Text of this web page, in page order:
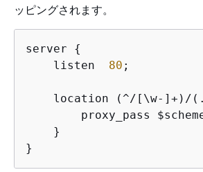
ッピングされます。
server {
    listen
80 ;
location (^/[\w-]+)/
proxy_pass
    }
}